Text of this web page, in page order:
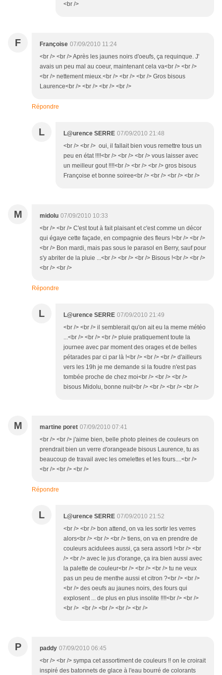
<br />
F Françoise 07/09/2010 11:24
<br /> <br /> Après les jaunes noirs d'oeufs, ça requinque. J'
avais un peu mal au coeur, maintenant cela va<br /> <br />
<br /> nettement mieux.<br /> <br /> <br /> Gros bisous
Laurence<br /> <br /> <br /> <br />
Répondre
L L@urence SERRE 07/09/2010 21:48
<br /> <br /> oui, il fallait bien vous remettre tous un
peu en état !!!!<br /> <br /> <br /> vous laisser avec
un meilleur gout !!!!<br /> <br /> <br /> gros bisous
Françoise et bonne soiree<br /> <br /> <br /> <br />
M midolu 07/09/2010 10:33
<br /> <br /> C'est tout à fait plaisant et c'est comme un décor
qui égaye cette façade, en compagnie des fleurs !<br /> <br />
<br /> Bon mardi, mais pas sous le parasol en Berry, sauf pour
s'y abriter de la pluie ...<br /> <br /> <br /> Bisous !<br /> <br />
<br /> <br />
Répondre
L L@urence SERRE 07/09/2010 21:49
<br /> <br /> il semblerait qu'on ait eu la meme météo
...<br /> <br /> <br /> pluie pratiquement toute la
journee avec par moment des orages et de belles
pétarades par ci par là !<br /> <br /> <br /> d'ailleurs
vers les 19h je me demande si la foudre n'est pas
tombée proche de chez moi<br /> <br /> <br />
bisous Midolu, bonne nuit<br /> <br /> <br /> <br />
M martine poret 07/09/2010 07:41
<br /> <br /> j'aime bien, belle photo pleines de couleurs on
prendrait bien un verre d'orangeade bisous Laurence, tu as
beaucoup de travail avec les omelettes et les fours....<br />
<br /> <br /> <br />
Répondre
L L@urence SERRE 07/09/2010 21:52
<br /> <br /> bon attend, on va les sortir les verres
alors<br /> <br /> <br /> tiens, on va en prendre de
couleurs acidulees aussi, ça sera assorti !<br /> <br
/> <br /> avec le jus d'orange, ça ira bien aussi avec
la palette de couleur<br /> <br /> <br /> tu ne veux
pas un peu de menthe aussi et citron ?<br /> <br />
<br /> des oeufs au jaunes noirs, des fours qui
explosent ... de plus en plus insolite !!!!<br /> <br />
<br /> <br /> <br /> <br /> <br />
P paddy 07/09/2010 06:45
<br /> <br /> sympa cet assortiment de couleurs !! on le croirait
inspiré des batonnets de glace à l'eau bourré de colorants